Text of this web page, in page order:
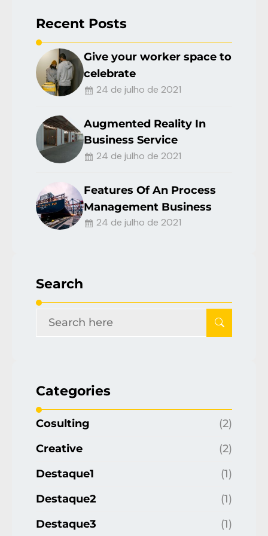
Recent Posts
Give your worker space to
celebrate
24 de julho de 2021
Augmented Reality In
Business Service
24 de julho de 2021
Features Of An Process
Management Business
24 de julho de 2021
Search
Categories
Cosulting
(2)
Creative
(2)
Destaque1
(1)
Destaque2
(1)
Destaque3
(1)